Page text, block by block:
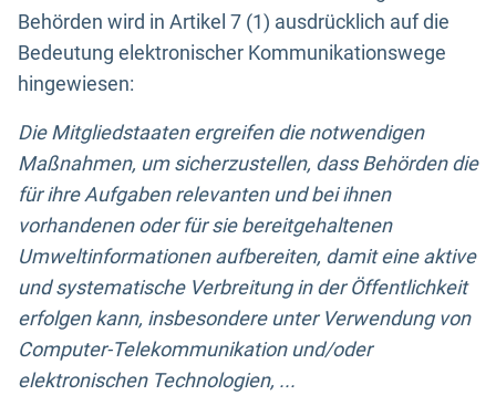
Behörden wird in Artikel 7 (1) ausdrücklich auf die
Bedeutung elektronischer Kommunikationswege
hingewiesen:
Die Mitgliedstaaten ergreifen die notwendigen
Maßnahmen, um sicherzustellen, dass Behörden die
für ihre Aufgaben relevanten und bei ihnen
vorhandenen oder für sie bereitgehaltenen
Umweltinformationen aufbereiten, damit eine aktive
und systematische Verbreitung in der Öffentlichkeit
erfolgen kann, insbesondere unter Verwendung von
Computer-Telekommunikation und/oder
elektronischen Technologien, ...